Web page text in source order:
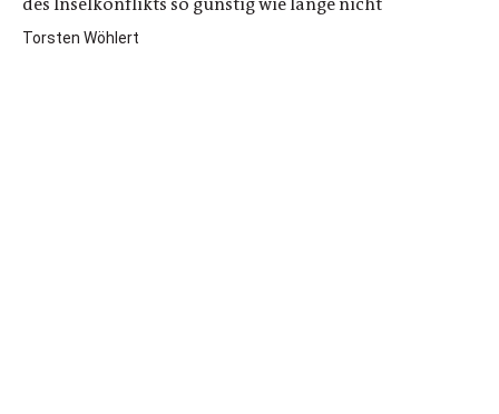
Torsten Wöhlert